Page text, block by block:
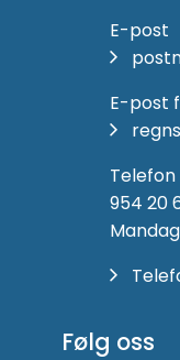
E-post
E-post
954 20
Følg oss